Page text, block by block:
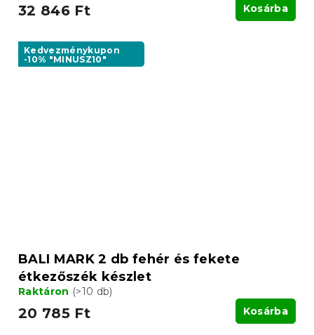
32 846 Ft Kosárba
Kedvezménykupon
-10% "MINUSZ10"
BALI MARK 2 db fehér és fekete
étkezőszék készlet
Raktáron (>10 db)
20 785 Ft Kosárba